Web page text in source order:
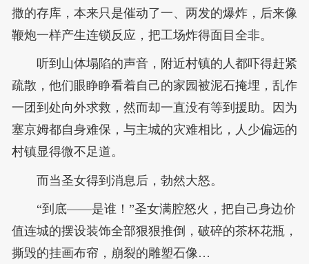
撒的存库，本来只是催动了一、两发的爆炸，后来像
鞭炮一样产生连锁反应，把工场炸得面目全非。
听到山体塌陷的声音，附近村镇的人都吓得赶紧
疏散，他们眼睁睁看着自己的家园被泥石掩埋，乱作
一团到处向外求救，然而却一直没有等到援助。因为
塞京姆都自身难保，与主城的灾难相比，人少偏远的
村镇显得微不足道。
而当圣女得到消息后，勃然大怒。
“到底——是谁！”圣女满腔怒火，把自己身边价
值连城的摆设装饰全部狠狠推倒，破碎的茶杯花瓶，
撕毁的挂画布帘，崩裂的雕塑石像…